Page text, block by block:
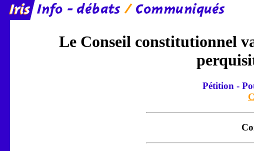
Le Conseil constitutionnel
Pétition -